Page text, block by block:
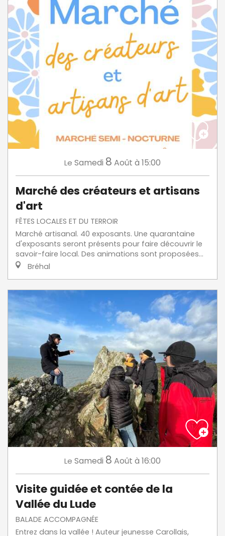
Le Samedi 8 Août à 15:00
Marché des créateurs et artisans
d'art
FÊTES LOCALES ET DU TERROIR
Marché artisanal. 40 exposants. Une quarantaine
d'exposants seront présents pour faire découvrir le
savoir-faire local. Des animations sont proposées...
Bréhal
Le Samedi 8 Août à 16:00
Visite guidée et contée de la
Vallée du Lude
BALADE ACCOMPAGNÉE
Entrez dans la vallée ! Auteur jeunesse Carollais,